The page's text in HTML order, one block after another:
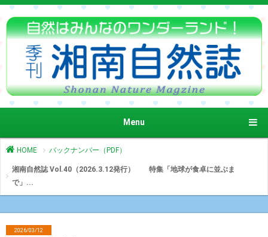
Menu
HOME バックナンバー（PDF）
湘南自然誌 Vol.40（2026.3.12発行） 特集「地球が食卓に並ぶま
で」...
2026/03/12